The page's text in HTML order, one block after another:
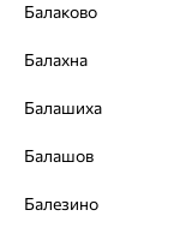
Балаково
Балахна
Балашиха
Балашов
Балезино